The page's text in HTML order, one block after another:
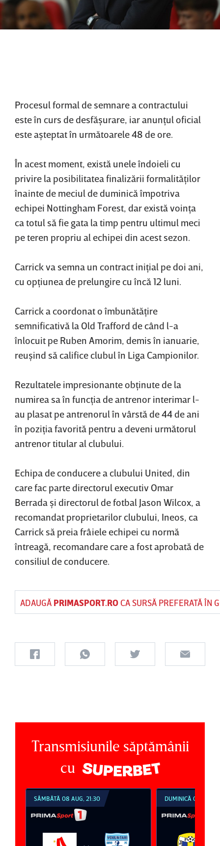
Procesul formal de semnare a contractului
este în curs de desfăşurare, iar anunţul oficial
este aşteptat în următoarele 48 de ore.
În acest moment, există unele îndoieli cu
privire la posibilitatea finalizării formalităţilor
înainte de meciul de duminică împotriva
echipei Nottingham Forest, dar există voinţa
ca totul să fie gata la timp pentru ultimul meci
pe teren propriu al echipei din acest sezon.
Carrick va semna un contract iniţial pe doi ani,
cu opţiunea de prelungire cu încă 12 luni.
Carrick a coordonat o îmbunătăţire
semnificativă la Old Trafford de când l-a
înlocuit pe Ruben Amorim, demis în ianuarie,
reuşind să califice clubul în Liga Campionilor.
Rezultatele impresionante obţinute de la
numirea sa în funcţia de antrenor interimar l-
au plasat pe antrenorul în vârstă de 44 de ani
în poziţia favorită pentru a deveni următorul
antrenor titular al clubului.
Echipa de conducere a clubului United, din
care fac parte directorul executiv Omar
Berrada şi directorul de fotbal Jason Wilcox, a
recomandat proprietarilor clubului, Ineos, ca
Carrick să preia frâiele echipei cu normă
întreagă, recomandare care a fost aprobată de
consiliul de conducere.
ADAUGĂ PRIMASPORT.ROCA SURSĂ PREFERATĂ ÎN
Transmisiunile săptămânii
cu
SÂMBĂTĂ 08 AUG, 21:30 DUMINICĂ 09 AUG,